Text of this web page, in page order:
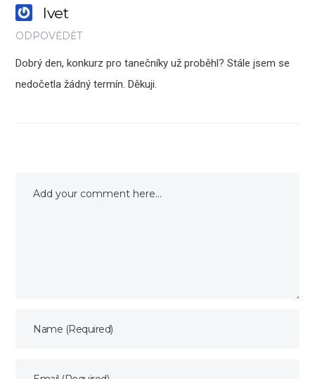
Ivet
ODPOVĚDĚT
Dobrý den, konkurz pro tanečníky už proběhl? Stále jsem se
nedočetla žádný termín. Děkuji.